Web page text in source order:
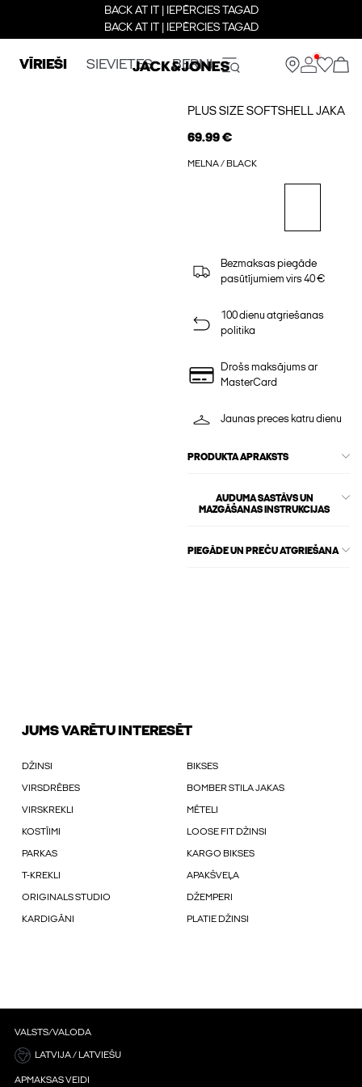
BACK AT IT | IEPĒRCIES TAGAD
BACK AT IT | IEPĒRCIES TAGAD
VĪRIEŠI SIEVIETES BERNI
PLUS SIZE SOFTSHELL JAKA
69.99 €
MELNA / BLACK
Bezmaksas piegāde
pasūtījumiem virs 40 €
100 dienu atgriešanas
politika
Drošs maksājums ar
MasterCard
Jaunas preces katru dienu
PRODUKTA APRAKSTS
AUDUMA SASTĀVS UN
MAZGĀŠANAS INSTRUKCIJAS
PIEGĀDE UN PREČU ATGRIEŠANA
JUMS VARĒTU INTERESĒT
DŽINSI BIKSES
VIRSDRĒBES BOMBER STILA JAKAS
VIRSKREKLI MĒTELI
KOSTĪIMI LOOSE FIT DŽINSI
PARKAS KARGO BIKSES
T-KREKLI APAKŠVEĻA
ORIGINALS STUDIO DŽEMPERI
KARDIGĀNI PLATIE DŽINSI
VALSTS/VALODA
LATVIJA / LATVIEŠU
APMAKSAS VEIDI